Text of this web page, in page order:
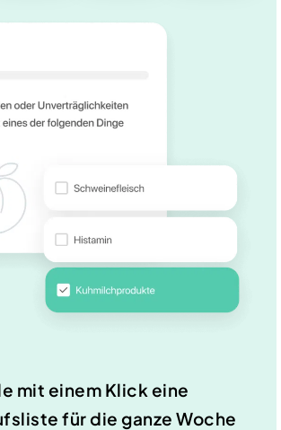
mit einem Klick eine
für die ganze Woche